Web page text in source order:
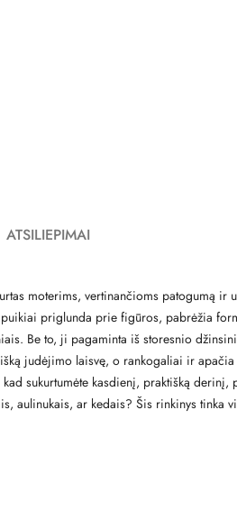
ATSILIEPIMAI
moterims, vertinančioms patogumą ir
priglunda prie figūros, pabrėžia
Be to, ji pagaminta iš storesnio
judėjimo laisvę, o rankogaliai ir
kad sukurtumėte kasdienį, praktišką
ar kedais? Šis rinkinys tinka